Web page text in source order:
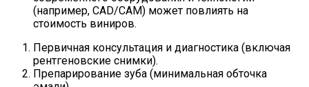
(например, CAD/CAM) может повлиять на
стоимость виниров.
Первичная консультация и диагностика (включая
рентгеновские снимки).
Препарирование зуба (минимальная обточка